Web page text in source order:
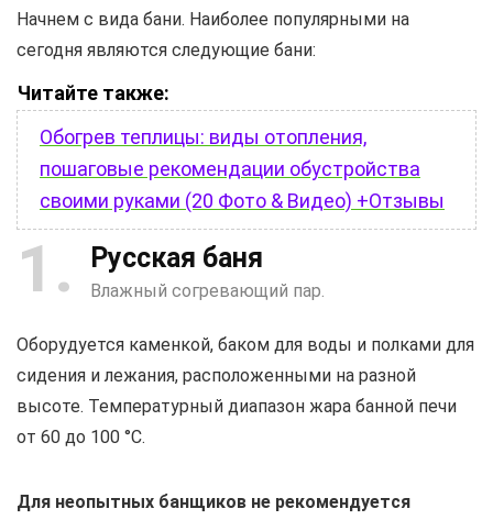
Начнем с вида бани. Наиболее популярными на
сегодня являются следующие бани:
Читайте также:
Обогрев теплицы: виды отопления,
пошаговые рекомендации обустройства
своими руками (20 Фото & Видео) +Отзывы
1 Русская баня
Влажный согревающий пар.
Оборудуется каменкой, баком для воды и полками для
сидения и лежания, расположенными на разной
высоте. Температурный диапазон жара банной печи
от 60 до 100 °С.
Для неопытных банщиков не рекомендуется